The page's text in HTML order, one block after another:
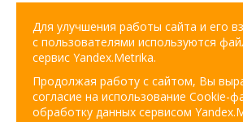
Для улучшения работы сайта и его
с пользователями используются
сервис Yandex.Metrika.
Продолжая работу с сайтом, Вы
согласие на использование Cookie-
обработку данных сервисом